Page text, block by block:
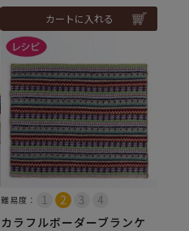
カートに入れる
難易度：
カラフルボーダーブランケ